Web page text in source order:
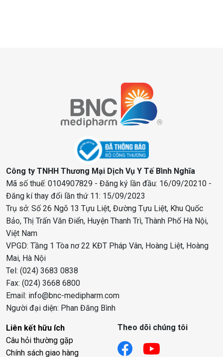
Công ty TNHH Thương Mại Dịch Vụ Y Tế Bình Nghĩa
Mã số thuế: 0104907829 - Đăng ký lần đầu: 16/09/20210 -
Đăng kí thay đổi lần thứ 11: 15/09/2023
Trụ sở: Số 26 Ngõ 13 Tựu Liệt, Đường Tựu Liệt, Khu Quốc
Bảo, Thị Trấn Văn Điển, Huyện Thanh Trì, Thành Phố Hà Nội,
Việt Nam
VPGD: Tầng 1 Tòa nơ 22 KĐT Pháp Vân, Hoàng Liệt, Hoàng
Mai, Hà Nội
Tel: (024) 3683 0838
Fax: (024) 3668 6800
Email: info@bnc-medipharm.com
Người đại diện: Phan Đăng Bình
Liên kết hữu ích
Câu hỏi thường gặp
Chính sách giao hàng
Theo dõi chúng tôi